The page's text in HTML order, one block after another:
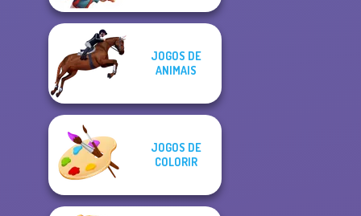
JOGOS DE
ANIMAIS
JOGOS DE
COLORIR